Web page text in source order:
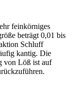
feinkörniges
beträgt 0,01 bis
Schluff
kantig. Die
von Löß ist auf